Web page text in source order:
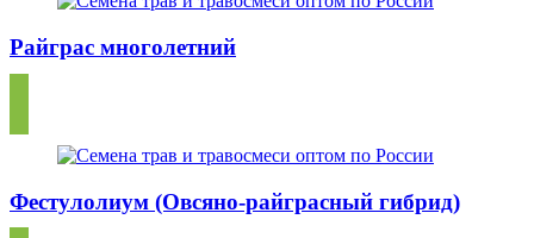
Райграс многолетний
Фестулолиум (Овсяно-райграсный гибрид)